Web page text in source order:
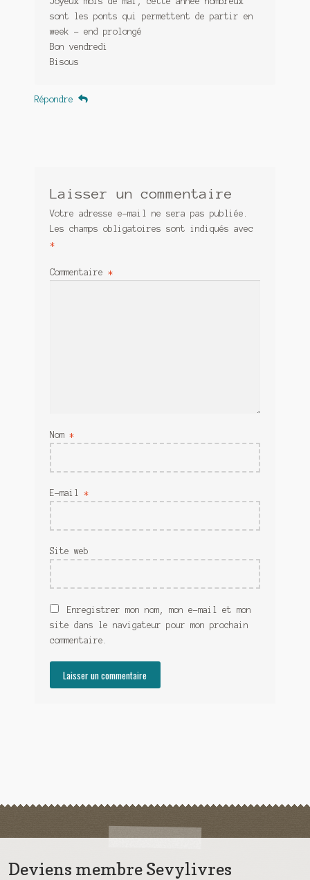
sont les ponts qui permettent de partir en
week – end prolongé
Bon vendredi
Bisous
Répondre
Laisser un commentaire
Votre adresse e-mail ne sera pas publiée.
Les champs obligatoires sont indiqués avec
*
Commentaire *
Nom *
E-mail *
Site web
Enregistrer mon nom, mon e-mail et mon
site dans le navigateur pour mon prochain
commentaire.
Deviens membre Sevylivres